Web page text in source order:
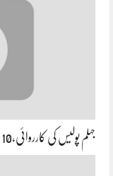
جہلم پولیس کی کارروائی،10 سالہ بچے کو جنسی زیادتی کا نشانہ بنانے والا ملزم…